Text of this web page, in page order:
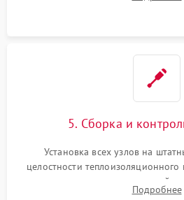
5. Сборка и
Установка всех узлов на
целостности
исключить перегрев кухонной
Надежная фиксация клемм и
Подробнее